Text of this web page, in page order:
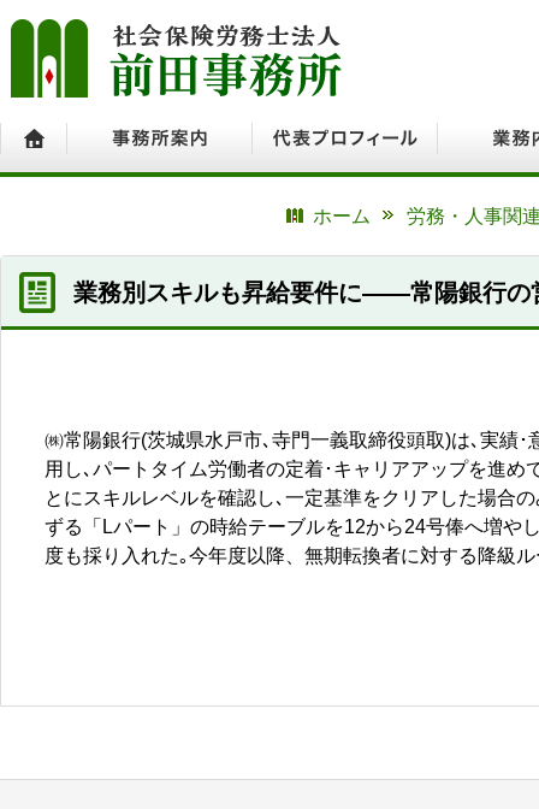
ホーム
労務・人事関
業務別スキルも昇給要件に――常陽銀行の
㈱常陽銀行(茨城県水戸市､寺門一義取締役頭取)は､実績
用し､パートタイム労働者の定着･キャリアアップを進
とにスキルレベルを確認し､一定基準をクリアした場合
ずる「Lパート」の時給テーブルを12から24号俸へ増や
度も採り入れた｡今年度以降、無期転換者に対する降級